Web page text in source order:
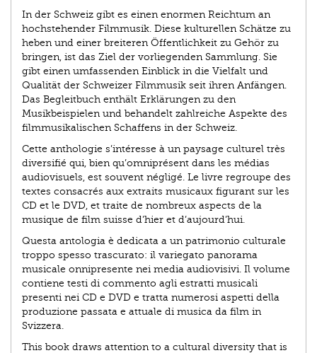
In der Schweiz gibt es einen enormen Reichtum an
hochstehender Filmmusik. Diese kulturellen Schätze zu
heben und einer breiteren Öffentlichkeit zu Gehör zu
bringen, ist das Ziel der vorliegenden Sammlung. Sie
gibt einen umfassenden Einblick in die Vielfalt und
Qualität der Schweizer Filmmusik seit ihren Anfängen.
Das Begleitbuch enthält Erklärungen zu den
Musikbeispielen und behandelt zahlreiche Aspekte des
filmmusikalischen Schaffens in der Schweiz.
Cette anthologie s’intéresse à un paysage culturel très
diversifié qui, bien qu’omniprésent dans les médias
audiovisuels, est souvent négligé. Le livre regroupe des
textes consacrés aux extraits musicaux figurant sur les
CD et le DVD, et traite de nombreux aspects de la
musique de film suisse d’hier et d’aujourd’hui.
Questa antologia è dedicata a un patrimonio culturale
troppo spesso trascurato: il variegato panorama
musicale onnipresente nei media audiovisivi. Il volume
contiene testi di commento agli estratti musicali
presenti nei CD e DVD e tratta numerosi aspetti della
produzione passata e attuale di musica da film in
Svizzera.
This book draws attention to a cultural diversity that is